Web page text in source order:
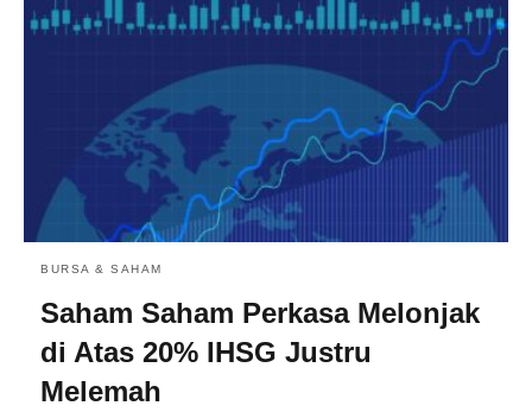
BURSA & SAHAM
Saham Saham Perkasa Melonjak
di Atas 20% IHSG Justru
Melemah